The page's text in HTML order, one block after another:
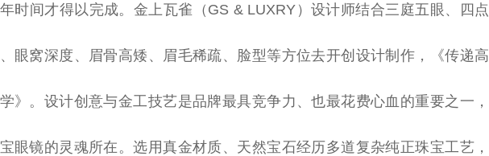
时间才得以完成。金上瓦雀（GS & LUXRY）设计师结合三庭五眼、四点
眼窝深度、眉骨高矮、眉毛稀疏、脸型等方位去开创设计制作，《传递高
》。设计创意与金工技艺是品牌最具竞争力、也最花费心血的重要之一，
眼镜的灵魂所在。选用真金材质、天然宝石经历多道复杂纯正珠宝工艺，